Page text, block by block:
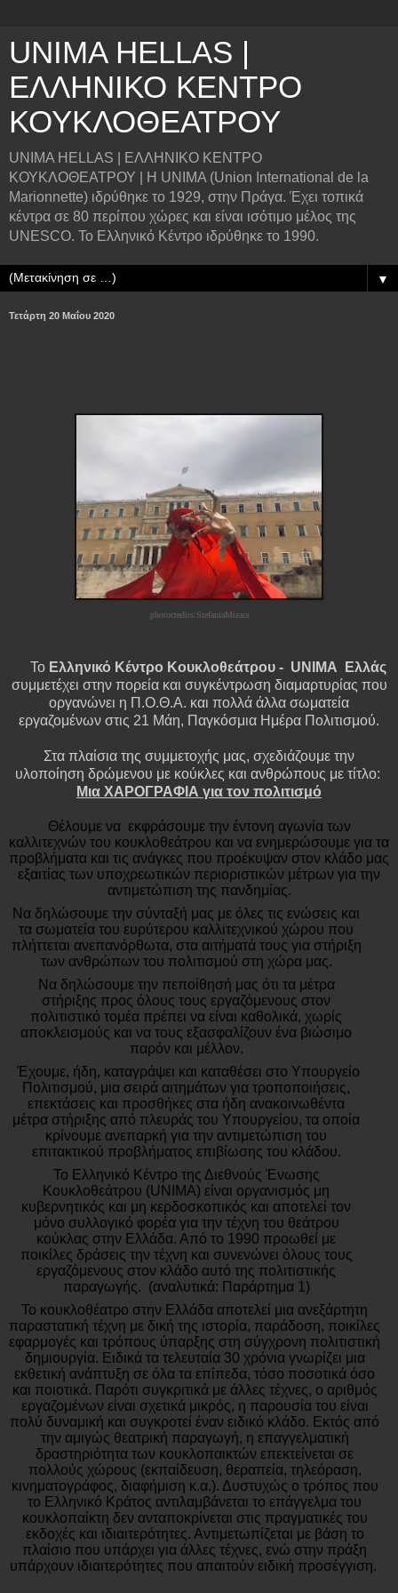
UNIMA HELLAS |
ΕΛΛΗΝΙΚΟ ΚΕΝΤΡΟ
ΚΟΥΚΛΟΘΕΑΤΡΟΥ
UNIMA HELLAS | ΕΛΛΗΝΙΚΟ ΚΕΝΤΡΟ
ΚΟΥΚΛΟΘΕΑΤΡΟΥ | Η UNIMA (Union International de la
Marionnette) ιδρύθηκε το 1929, στην Πράγα. Έχει τοπικά
κέντρα σε 80 περίπου χώρες και είναι ισότιμο μέλος της
UNESCO. Το Ελληνικό Κέντρο ιδρύθηκε το 1990.
▼
Τετάρτη 20 Μαΐου 2020
photocredits:StefaniaMizara
Το Ελληνικό Κέντρο Κουκλοθεάτρου - UNIMA Ελλάς
συμμετέχει στην πορεία και συγκέντρωση διαμαρτυρίας που
οργανώνει η Π.Ο.Θ.Α. και πολλά άλλα σωματεία
εργαζομένων στις 21 Μάη, Παγκόσμια Ημέρα Πολιτισμού.
Στα πλαίσια της συμμετοχής μας, σχεδιάζουμε την
υλοποίηση δρώμενου με κούκλες και ανθρώπους με τίτλο:
Μια ΧΑΡΟΓΡΑΦΙΑ για τον πολιτισμό
Θέλουμε να εκφράσουμε την έντονη αγωνία των
καλλιτεχνών του κουκλοθεάτρου και να ενημερώσουμε για τα
προβλήματα και τις ανάγκες που προέκυψαν στον κλάδο μας
εξαιτίας των υποχρεωτικών περιοριστικών μέτρων για την
αντιμετώπιση της πανδημίας.
Να δηλώσουμε την σύνταξή μας με όλες τις ενώσεις και
τα σωματεία του ευρύτερου καλλιτεχνικού χώρου που
πλήττεται ανεπανόρθωτα, στα αιτήματά τους για στήριξη
των ανθρώπων του πολιτισμού στη χώρα μας.
Να δηλώσουμε την πεποίθησή μας ότι τα μέτρα
στήριξης προς όλους τους εργαζόμενους στον
πολιτιστικό τομέα πρέπει να είναι καθολικά, χωρίς
αποκλεισμούς και να τους εξασφαλίζουν ένα βιώσιμο
παρόν και μέλλον.
Έχουμε, ήδη, καταγράψει και καταθέσει στο Υπουργείο
Πολιτισμού, μια σειρά αιτημάτων για τροποποιήσεις,
επεκτάσεις και προσθήκες στα ήδη ανακοινωθέντα
μέτρα στήριξης από πλευράς του Υπουργείου, τα οποία
κρίνουμε ανεπαρκή για την αντιμετώπιση του
επιτακτικού προβλήματος επιβίωσης του κλάδου.
Το Ελληνικό Κέντρο της Διεθνούς Ένωσης
Κουκλοθεάτρου (UNIMA) είναι οργανισμός μη
κυβερνητικός και μη κερδοσκοπικός και αποτελεί τον
μόνο συλλογικό φορέα για την τέχνη του θεάτρου
κούκλας στην Ελλάδα. Από το 1990 προωθεί με
ποικίλες δράσεις την τέχνη και συνενώνει όλους τους
εργαζόμενους στον κλάδο αυτό της πολιτιστικής
παραγωγής. (αναλυτικά: Παράρτημα 1)
Το κουκλοθέατρο στην Ελλάδα αποτελεί μια ανεξάρτητη
παραστατική τέχνη με δική της ιστορία, παράδοση, ποικίλες
εφαρμογές και τρόπους ύπαρξης στη σύγχρονη πολιτιστική
δημιουργία. Ειδικά τα τελευταία 30 χρόνια γνωρίζει μια
εκθετική ανάπτυξη σε όλα τα επίπεδα, τόσο ποσοτικά όσο
και ποιοτικά. Παρότι συγκριτικά με άλλες τέχνες, ο αριθμός
εργαζομένων είναι σχετικά μικρός, η παρουσία του είναι
πολύ δυναμική και συγκροτεί έναν ειδικό κλάδο. Εκτός από
την αμιγώς θεατρική παραγωγή, η επαγγελματική
δραστηριότητα των κουκλοπαικτών επεκτείνεται σε
πολλούς χώρους (εκπαίδευση, θεραπεία, τηλεόραση,
κινηματογράφος, διαφήμιση κ.α.). Δυστυχώς ο τρόπος που
το Ελληνικό Κράτος αντιλαμβάνεται το επάγγελμα του
κουκλοπαίκτη δεν ανταποκρίνεται στις πραγματικές του
εκδοχές και ιδιαιτερότητες. Αντιμετωπίζεται με βάση το
πλαίσιο που υπάρχει για άλλες τέχνες, ενώ στην πράξη
υπάρχουν ιδιαιτερότητες που απαιτούν ειδική προσέγγιση.